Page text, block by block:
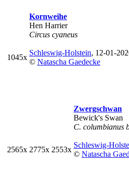
1045x
Kornweihe
Hen Harrier
Circus cyaneus
Schleswig-Holstein, 12-01-
© Natascha Gaedecke
2565x 2775x 2553x
Zwergschwan
Bewick's Swan
C. columbianus
Schleswig-
© Natascha